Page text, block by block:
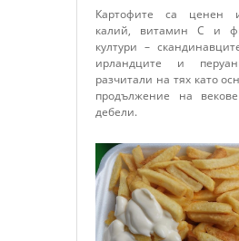
Картофите са ценен
калий, витамин C и
култури –
ирландците и
разчитали на тях като
продължение на
дебели.